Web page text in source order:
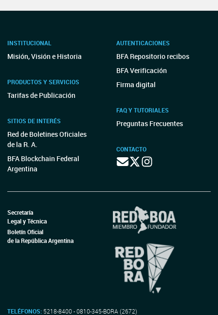
INSTITUCIONAL
Misión, Visión e Historia
PRODUCTOS Y SERVICIOS
Tarifas de Publicación
SITIOS DE INTERÉS
Red de Boletines Oficiales
de la R. A.
BFA Blockchain Federal
Argentina
AUTENTICACIONES
BFA Repositorio recibos
BFA Verificación
Firma digital
FAQ Y TUTORIALES
Preguntas Frecuentes
CONTACTO
Secretaría
Legal y Técnica
Boletín Oficial
de la República Argentina
TELÉFONOS: 5218-8400 - 0810-345-BORA (2672)